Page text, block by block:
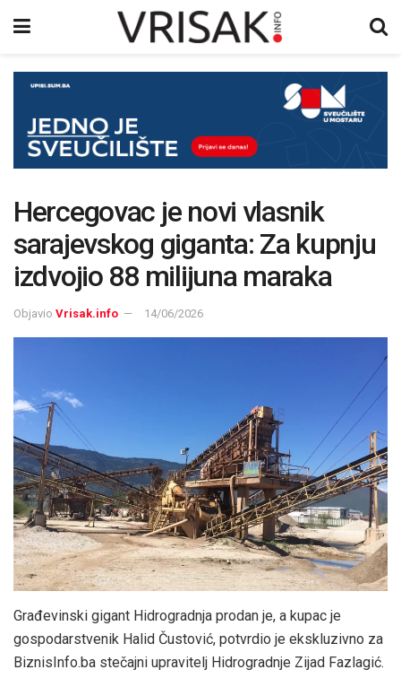
Hercegovac je novi vlasnik
sarajevskog giganta: Za kupnju
izdvojio 88 milijuna maraka
Objavio Vrisak.info 14/06/2026
Građevinski gigant Hidrogradnja prodan je, a kupac je
gospodarstvenik Halid Čustović, potvrdio je ekskluzivno za
BiznisInfo.ba stečajni upravitelj Hidrogradnje Zijad Fazlagić.